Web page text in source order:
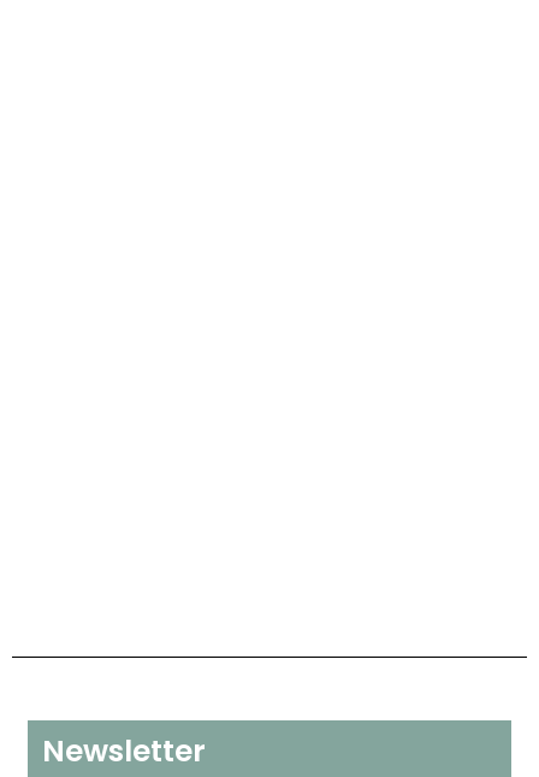
Newsletter